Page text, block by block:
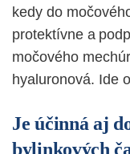
kedy do
protektívne a
močového
hyaluronová. Ide
Je účinná aj
bylinkových